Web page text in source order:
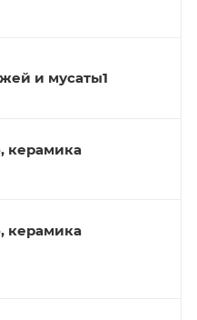
и мусаты1
керамика
керамика